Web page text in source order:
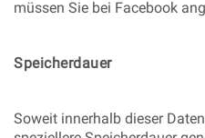
müssen Sie bei Facebook
Speicherdauer
Soweit innerhalb dieser